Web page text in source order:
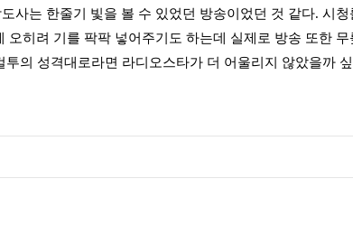
사는 한줄기 빛을 볼 수 있었던 방송이었던 것 같다. 시청
오히려 기를 팍팍 넣어주기도 하는데 실제로 방송 또한
의 성격대로라면 라디오스타가 더 어울리지 않았을까